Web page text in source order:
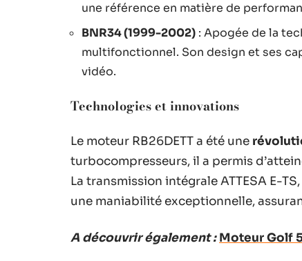
une référence en matière de
BNR34 (1999-2002) : Apogée de la
multifonctionnel. Son design et ses
vidéo.
Technologies et innovations
Le moteur RB26DETT a été une
turbocompresseurs, il a permis
La transmission intégrale ATTESA E-
une maniabilité exceptionnelle,
A découvrir également : Moteur Golf